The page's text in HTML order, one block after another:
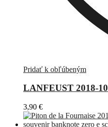
Pridať k obľúbeným
LANFEUST 2018-10
3,90 €